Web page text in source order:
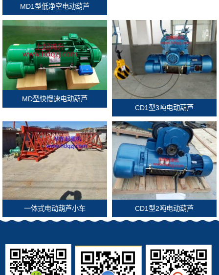
MD1型低净空电动葫芦
MD型快慢速电动葫芦
CD1型3吨电动葫芦
一体式电动葫芦小车 CD1型2吨电动葫芦